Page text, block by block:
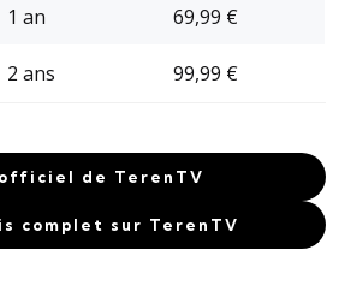
1 an 69,99 €
2 ans 99,99 €
de TerenTV
complet sur TerenTV